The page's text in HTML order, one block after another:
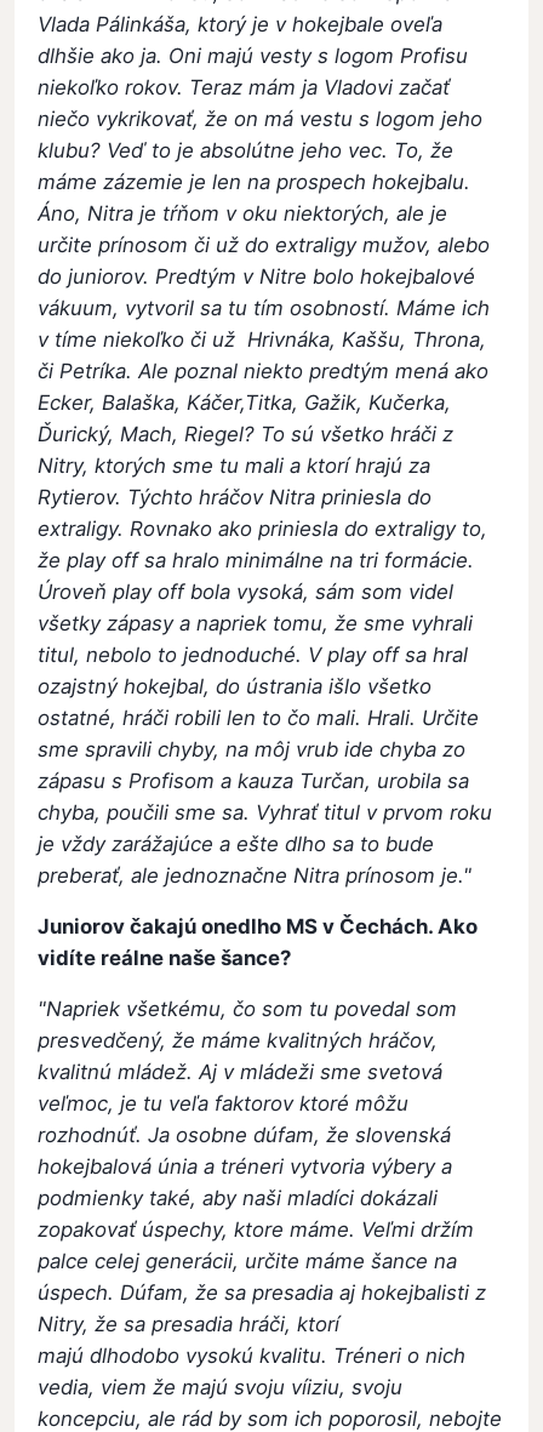
Vlada Pálinkáša, ktorý je v hokejbale oveľa
dlhšie ako ja. Oni majú vesty s logom Profisu
niekoľko rokov. Teraz mám ja Vladovi začať
niečo vykrikovať, že on má vestu s logom jeho
klubu? Veď to je absolútne jeho vec. To, že
máme zázemie je len na prospech hokejbalu.
Áno, Nitra je tŕňom v oku niektorých, ale je
určite prínosom či už do extraligy mužov, alebo
do juniorov. Predtým v Nitre bolo hokejbalové
vákuum, vytvoril sa tu tím osobností. Máme ich
v tíme niekoľko či už Hrivnáka, Kaššu, Throna,
či Petríka. Ale poznal niekto predtým mená ako
Ecker, Balaška, Káčer,Titka, Gažik, Kučerka,
Ďurický, Mach, Riegel? To sú všetko hráči z
Nitry, ktorých sme tu mali a ktorí hrajú za
Rytierov. Týchto hráčov Nitra priniesla do
extraligy. Rovnako ako priniesla do extraligy to,
že play off sa hralo minimálne na tri formácie.
Úroveň play off bola vysoká, sám som videl
všetky zápasy a napriek tomu, že sme vyhrali
titul, nebolo to jednoduché. V play off sa hral
ozajstný hokejbal, do ústrania išlo všetko
ostatné, hráči robili len to čo mali. Hrali. Určite
sme spravili chyby, na môj vrub ide chyba zo
zápasu s Profisom a kauza Turčan, urobila sa
chyba, poučili sme sa. Vyhrať titul v prvom roku
je vždy zarážajúce a ešte dlho sa to bude
preberať, ale jednoznačne Nitra prínosom je."
Juniorov čakajú onedlho MS v Čechách. Ako
vidíte reálne naše šance?
"Napriek všetkému, čo som tu povedal som
presvedčený, že máme kvalitných hráčov,
kvalitnú mládež. Aj v mládeži sme svetová
veľmoc, je tu veľa faktorov ktoré môžu
rozhodnúť. Ja osobne dúfam, že slovenská
hokejbalová únia a tréneri vytvoria výbery a
podmienky také, aby naši mladíci dokázali
zopakovať úspechy, ktore máme. Veľmi držím
palce celej generácii, určite máme šance na
úspech. Dúfam, že sa presadia aj hokejbalisti z
Nitry, že sa presadia hráči, ktorí
majú dlhodobo vysokú kvalitu. Tréneri o nich
vedia, viem že majú svoju víiziu, svoju
koncepciu, ale rád by som ich poporosil, nebojte